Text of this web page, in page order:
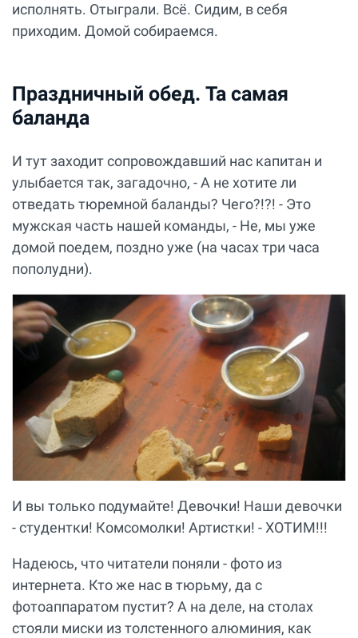
исполнять. Отыграли. Всё. Сидим, в себя
приходим. Домой собираемся.
Праздничный обед. Та самая
баланда
И тут заходит сопровождавший нас капитан и
улыбается так, загадочно, - А не хотите ли
отведать тюремной баланды? Чего?!?! - Это
мужская часть нашей команды, - Не, мы уже
домой поедем, поздно уже (на часах три часа
пополудни).
И вы только подумайте! Девочки! Наши девочки
- студентки! Комсомолки! Артистки! - ХОТИМ!!!
Надеюсь, что читатели поняли - фото из
интернета. Кто же нас в тюрьму, да с
фотоаппаратом пустит? А на деле, на столах
стояли миски из толстенного алюминия, как